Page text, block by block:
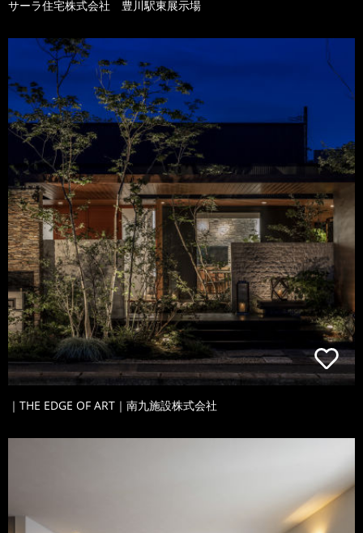
サーラ住宅株式会社 豊川駅東展示場
｜THE EDGE OF ART｜南九施設株式会社